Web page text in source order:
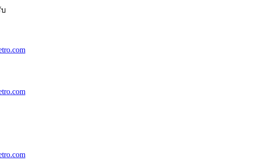
ค้ก เป็ปซี่เวสป้าฮาร์เล่ย์โฆษณาเก่าโบราณ มีราคาแบบสวยๆเพียบหรือสั่งทำโท